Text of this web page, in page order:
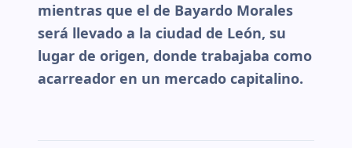
mientras que el de Bayardo Morales
será llevado a la ciudad de León, su
lugar de origen, donde trabajaba como
acarreador en un mercado capitalino.